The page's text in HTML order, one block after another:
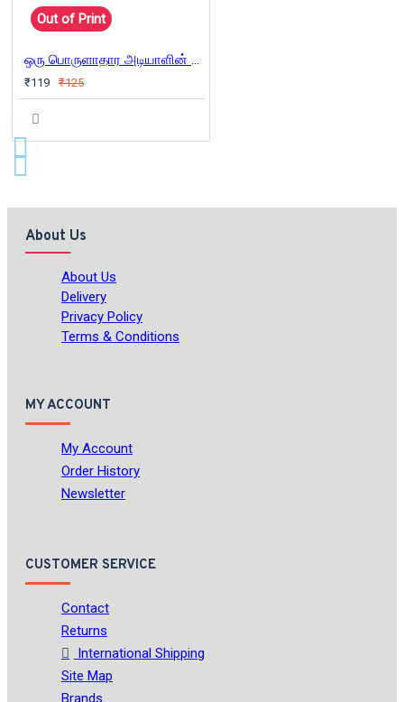
Out of Print
ஒரு பொருளாதார அடியாளின் வாக்குமூலம்(பாகம் - 2)
₹119 ₹125
About Us
About Us
Delivery
Privacy Policy
Terms & Conditions
MY ACCOUNT
My Account
Order History
Newsletter
CUSTOMER SERVICE
Contact
Returns
International Shipping
Site Map
Brands